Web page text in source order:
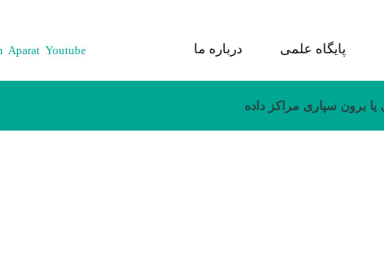
پایگاه علمی درباره ما Aparat Youtube
برون سپاری مراکز داده